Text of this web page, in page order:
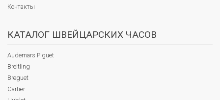
Контакты
КАТАЛОГ ШВЕЙЦАРСКИХ ЧАСОВ
Audemars Piguet
Breitling
Breguet
Cartier